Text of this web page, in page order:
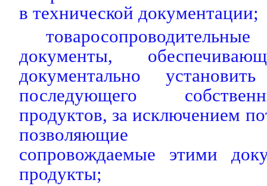
в технической документации;
документы,
документально
последующего
продуктов, за исключением
позволяющие
сопровождаемые этими
продукты;